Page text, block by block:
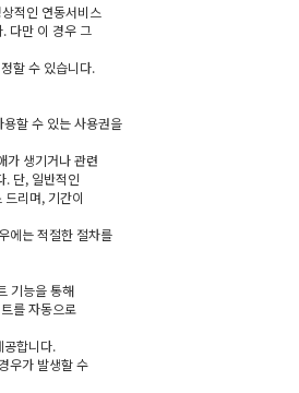
적인 연동서비스
다만 이 경우 그
할 수 있습니다.
할 수 있는 사용권을
가 생기거나 관련
. 단, 일반적인
리며, 기간이
에는 적절한 절차를
기능을 통해
를 자동으로
공합니다.
우가 발생할 수